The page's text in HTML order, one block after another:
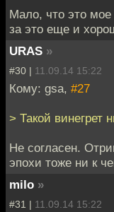
Мало, что это мое
за это еще и
URAS »
#30 | 11.09.14 15:22
Кому: gsa, #27
> Такой винегрет
Не согласен.
эпохи тоже ни к
milo »
#31 | 11.09.14 15:22